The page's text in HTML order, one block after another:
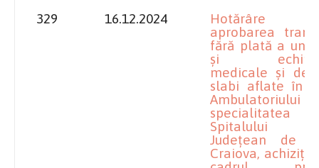
329 16.12.2024
Hotărâre
aprobarea
fără plată a
și
medicale și de
slabi aflate în
Spitalului
Județean de
Craiova,